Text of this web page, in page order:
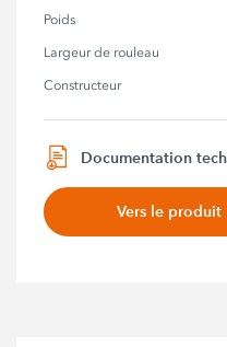
Poids
Largeur de rouleau
Constructeur
Documentation
Vers le produit